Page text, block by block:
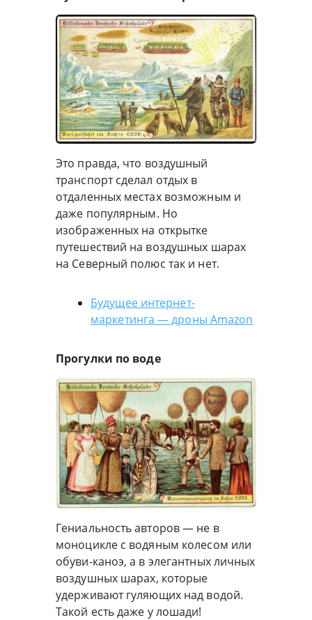
Это правда, что воздушный
транспорт сделал отдых в
отдаленных местах возможным и
даже популярным. Но
изображенных на открытке
путешествий на воздушных шарах
на Северный полюс так и нет.
Будущее интернет-
маркетинга — дроны Amazon
Прогулки по воде
Гениальность авторов — не в
моноцикле с водяным колесом или
обуви-каноэ, а в элегантных личных
воздушных шарах, которые
удерживают гуляющих над водой.
Такой есть даже у лошади!